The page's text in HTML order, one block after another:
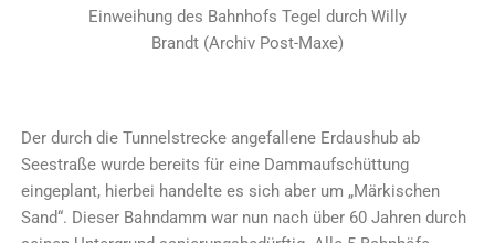
Einweihung des Bahnhofs Tegel durch Willy
Brandt (Archiv Post-Maxe)
Der durch die Tunnelstrecke angefallene Erdaushub ab
Seestraße wurde bereits für eine Dammaufschüttung
eingeplant, hierbei handelte es sich aber um „Märkischen
Sand“. Dieser Bahndamm war nun nach über 60 Jahren durch